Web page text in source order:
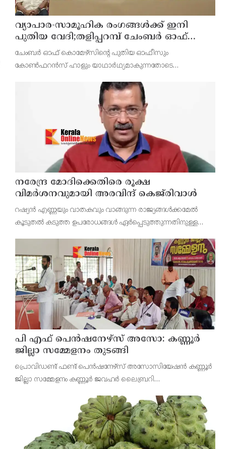
വ്യാപാര-സാമൂഹിക രംഗങ്ങൾക്ക് ഇനി
പുതിയ വേദി;തളിപ്പറമ്പ് ചേംബർ ഓഫ്
കൊമേഴ്‌സിന്റെ ഓഫീസും കോൺഫറൻസ്
ഹാളും ഒരുങ്ങി
ചേംബർ ഓഫ് കൊമേഴ്‌സിന്റെ പുതിയ ഓഫീസും
കോൺഫറൻസ് ഹാളും യാഥാർഥ്യമാകുന്നതോടെ
വളർച്ചയ്ക്ക് പുതിയ സാധ്യതകൾ തുറക്കും. പരിശീലന
പരിപാടികൾ, സെമിനാറുകൾ, ബിസിനസ
നരേന്ദ്ര മോദിക്കെതിരെ രൂക്ഷ
വിമർശനവുമായി അരവിന്ദ് കെജ്‌രിവാൾ
റഷ്യൻ എണ്ണയും വാതകവും വാങ്ങുന്ന രാജ്യങ്ങൾക്കമേൽ
കൂടുതൽ കടുത്ത ഉപരോധങ്ങൾ ഏർപ്പെടുത്തുന്നതിനുള്ള
നടത്തുന്നതിനിടെ, ഇന്ത്യൻ പ്രധാനമന്ത്രി നരേന്ദ്ര
മോദിക്കെതിരെ രൂക്ഷ
പി എഫ് പെൻഷനേഴ്സ് അസോ: കണ്ണൂർ
ജില്ലാ സമ്മേളനം തുടങ്ങി
പ്രൊവിഡണ്ട് ഫണ്ട് പെൻഷനേഴ്സ് അസോസിയേഷൻ കണ്ണൂർ
ജില്ലാ സമ്മേളനം കണ്ണൂർ ജവഹർ ലൈബ്രറി
ചെയ്തു. പ്രസിഡണ്ട് പി ഭരതൻ അദ്ധ്യക്ഷത വഹിച്ചു.